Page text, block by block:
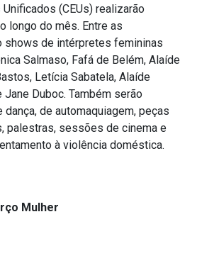
(CEUs) realizarão
longo do mês. Entre as
shows de intérpretes femininas
Salmaso, Fafá de Belém, Alaíde
Letícia Sabatela, Alaíde
Jane Duboc. Também serão
de automaquiagem, peças
palestras, sessões de cinema e
à violência doméstica.
Mulher